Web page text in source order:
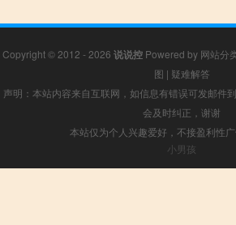
Copyright © 2012 - 2026 说说控 Powered by 网站分
图 | 疑难解答
声明：本站内容来自互联网，如信息有错误可发邮件
会及时纠正，谢谢
本站仅为个人兴趣爱好，不接盈利性
小男孩